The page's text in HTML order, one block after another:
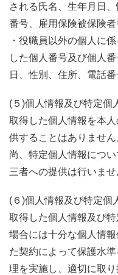
される氏名、生年月日
番号、雇用保険被保険
・役職員以外の個人に
した個人番号及び個人
日、性別、住所、電話
(５)個人情報及び特定個
取得した個人情報を本
供することはありません
尚、特定個人情報につ
三者への提供は行いませ
(６)個人情報及び特定個
取得した個人情報及び
場合には十分な個人情
た契約によって保護水
理を実施し、適切に取り